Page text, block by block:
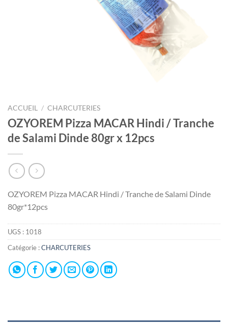
ACCUEIL / CHARCUTERIES
OZYOREM Pizza MACAR Hindi / Tranche
de Salami Dinde 80gr x 12pcs
OZYOREM Pizza MACAR Hindi / Tranche de Salami Dinde
80gr*12pcs
UGS : 1018
Catégorie :CHARCUTERIES